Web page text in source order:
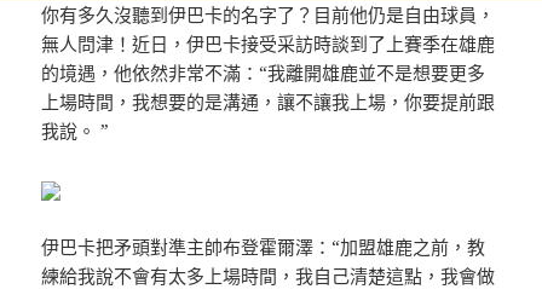
你有多久沒聽到伊巴卡的名字了？目前他仍是自由球員，
無人問津！近日，伊巴卡接受采訪時談到了上賽季在雄鹿
的境遇，他依然非常不滿：“我離開雄鹿並不是想要更多
上場時間，我想要的是溝通，讓不讓我上場，你要提前跟
我說。 ”
伊巴卡把矛頭對準主帥布登霍爾澤：“加盟雄鹿之前，教
練給我說不會有太多上場時間，我自己清楚這點，我會做